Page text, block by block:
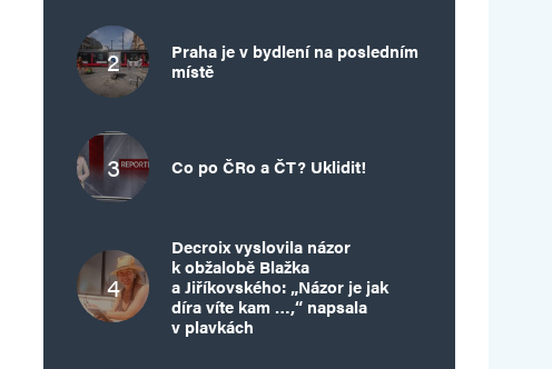
Praha je v bydlení na posledním
místě
Co po ČRo a ČT? Uklidit!
Decroix vyslovila názor
k obžalobě Blažka
a Jiříkovského: „Názor je jak
díra víte kam …,“ napsala
v plavkách